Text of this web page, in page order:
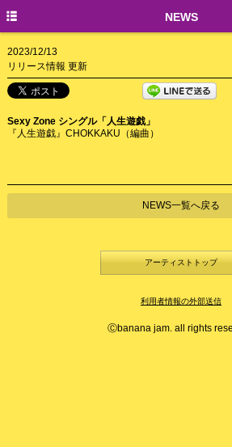
NEWS
2023/12/13
リリース情報 更新
Sexy Zone シングル「人生遊戯」
『人生遊戯』CHOKKAKU（編曲）
NEWS一覧へ戻る
アーティストトップ
利用者情報の外部送信
Ⓒbanana jam. all rights
NEWS
CREATORS